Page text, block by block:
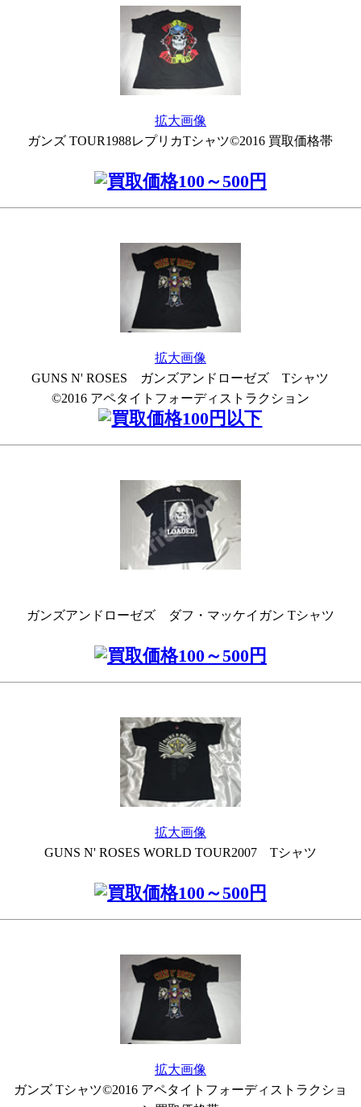
拡大画像
ガンズ TOUR1988レプリカTシャツ©2016 買取価格帯
拡大画像
GUNS N' ROSES ガンズアンドローゼズ Tシャツ
©2016 アペタイトフォーディストラクション
ガンズアンドローゼズ ダフ・マッケイガン Tシャツ
拡大画像
GUNS N' ROSES WORLD TOUR2007 Tシャツ
拡大画像
ガンズ Tシャツ©2016 アペタイトフォーディストラクショ